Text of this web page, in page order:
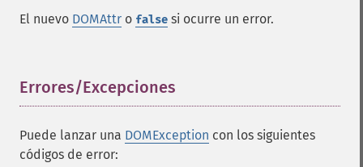
El nuevo DOMAttr o false si ocurre un error.
Errores/Excepciones
Puede lanzar una DOMException con los siguientes
códigos de error: